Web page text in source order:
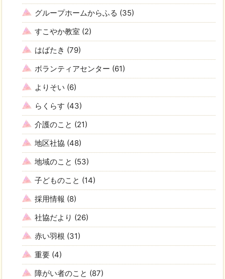
グループホームからふる (35)
すこやか教室 (2)
はばたき (79)
ボランティアセンター (61)
よりそい (6)
らくらす (43)
介護のこと (21)
地区社協 (48)
地域のこと (53)
子どものこと (14)
採用情報 (8)
社協だより (26)
赤い羽根 (31)
重要 (4)
障がい者のこと (87)